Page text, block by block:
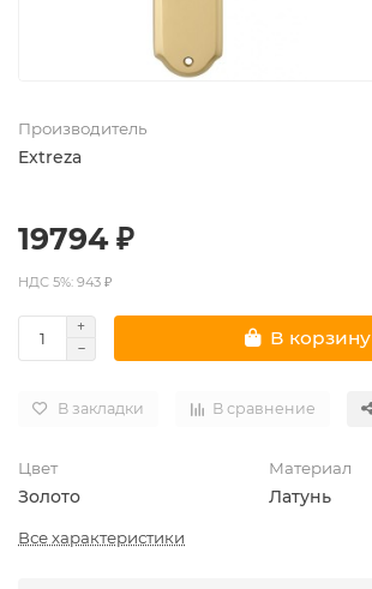
Производитель
Extreza
19794 ₽
НДС 5%: 943 ₽
В корзину
В закладки В сравнение
Цвет
Золото
Материал
Латунь
Все характеристики